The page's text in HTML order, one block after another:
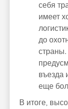
себя
имеет
до
въезда
еще
В итоге,